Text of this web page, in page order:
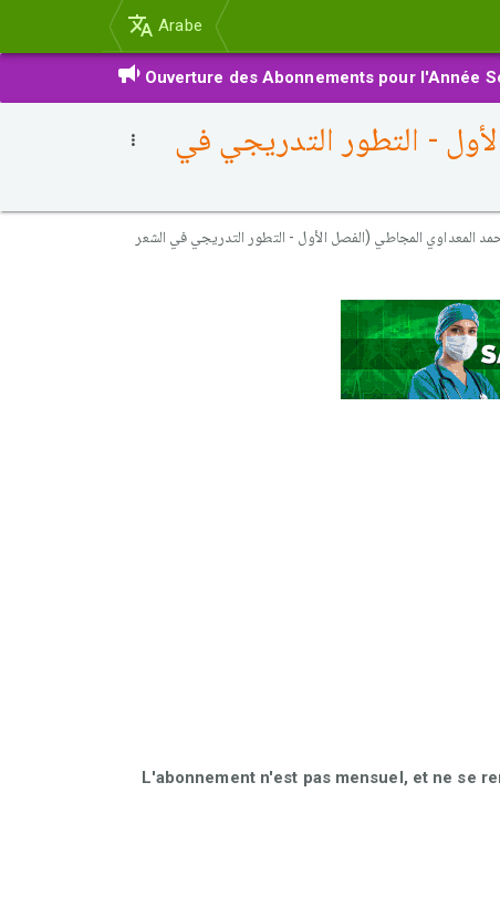
Arabe
Ouverture des Abonnements pour l'Année
الأول - التطور التدريجي في
لأحمد المعداوي المجاطي (الفصل الأول - التطور التدريجي في الشعر
L'abonnement n'est pas mensuel, et ne se